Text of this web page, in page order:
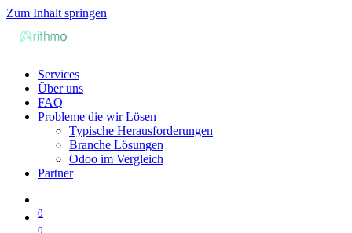
Zum Inhalt springen
Services
Über uns
FAQ
Probleme die wir Lösen
Typische Herausforderungen
Branche Lösungen
Odoo im Vergleich
Partner
0
0